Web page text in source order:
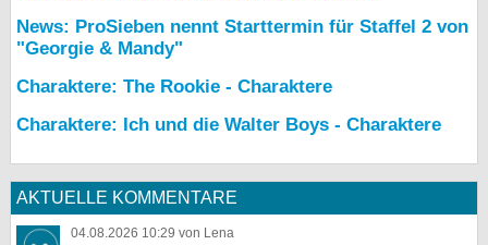
News: ProSieben nennt Starttermin für Staffel 2 von
"Georgie & Mandy"
Charaktere: The Rookie - Charaktere
Charaktere: Ich und die Walter Boys - Charaktere
AKTUELLE KOMMENTARE
04.08.2026 10:29 von Lena